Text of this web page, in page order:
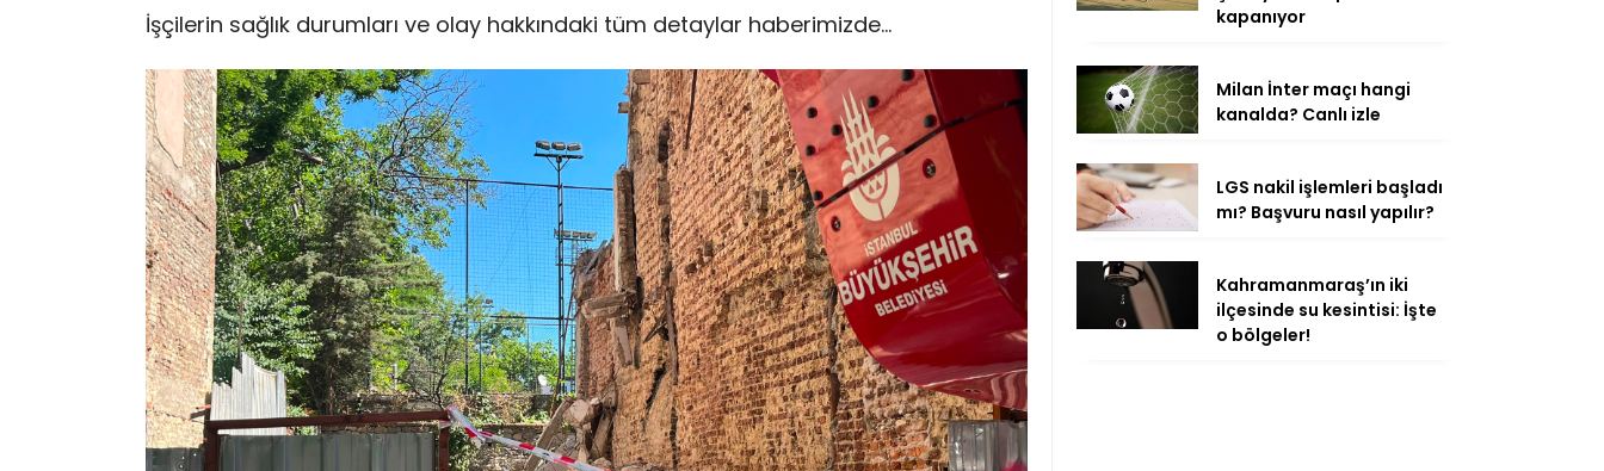
İşçilerin sağlık durumları ve olay hakkındaki tüm detaylar haberimizde…
kapanıyor
Milan İnter maçı hangi
kanalda? Canlı izle
LGS nakil işlemleri başladı
mı? Başvuru nasıl yapılır?
Kahramanmaraş’ın iki
ilçesinde su kesintisi: İşte
o bölgeler!